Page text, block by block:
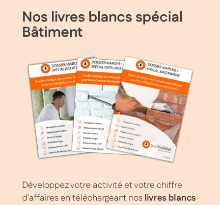
Nos livres blancs spécial
Bâtiment
Développez votre activité et votre chiffre
d’affaires en téléchargeant nos livres blancs